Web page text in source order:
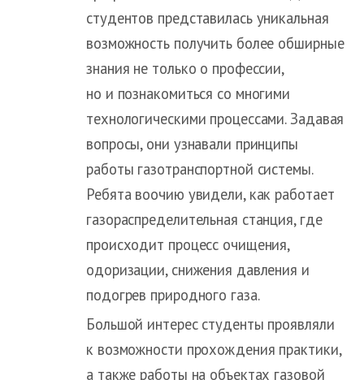
студентов представилась уникальная
возможность получить более обширные
знания не только о профессии,
но и познакомиться со многими
технологическими процессами. Задавая
вопросы, они узнавали принципы
работы газотранспортной системы.
Ребята воочию увидели, как работает
газораспределительная станция, где
происходит процесс очищения,
одоризации, снижения давления и
подогрев природного газа.
Большой интерес студенты проявляли
к возможности прохождения практики,
а также работы на объектах газовой